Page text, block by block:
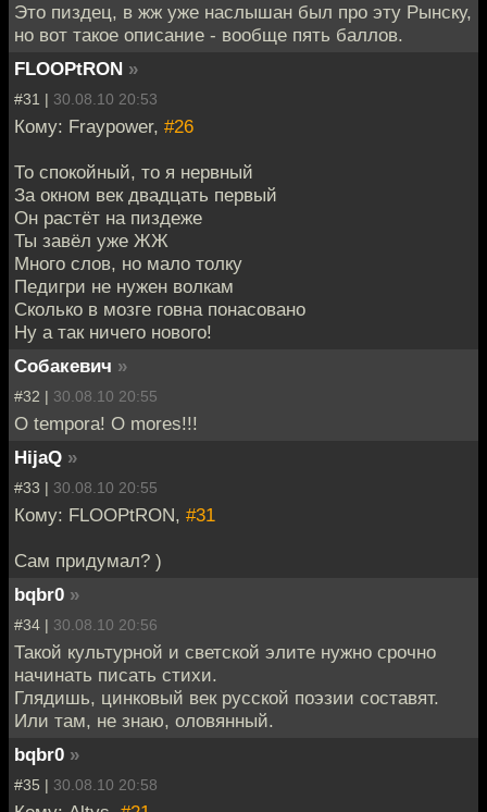
Это пиздец, в жж уже наслышан был про эту Рынску,
но вот такое описание - вообще пять баллов.
FLOOPtRON »
#31 | 30.08.10 20:53
Кому: Fraypower, #26
То спокойный, то я нервный
За окном век двадцать первый
Он растёт на пиздеже
Ты завёл уже ЖЖ
Много слов, но мало толку
Педигри не нужен волкам
Сколько в мозге говна понасовано
Ну а так ничего нового!
Собакевич »
#32 | 30.08.10 20:55
O tempora! O mores!!!
HijaQ »
#33 | 30.08.10 20:55
Кому: FLOOPtRON, #31
Сам придумал? )
bqbr0 »
#34 | 30.08.10 20:56
Такой культурной и светской элите нужно срочно
начинать писать стихи.
Глядишь, цинковый век русской поэзии составят.
Или там, не знаю, оловянный.
bqbr0 »
#35 | 30.08.10 20:58